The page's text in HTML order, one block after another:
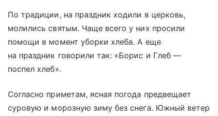
По традиции, на праздник ходили в церковь,
молились святым. Чаще всего у них просили
помощи в момент уборки хлеба. А еще
на праздник говорили так: «Борис и Глеб —
поспел хлеб».
Согласно приметам, ясная погода предвещает
суровую и морозную зиму без снега. Южный ветер